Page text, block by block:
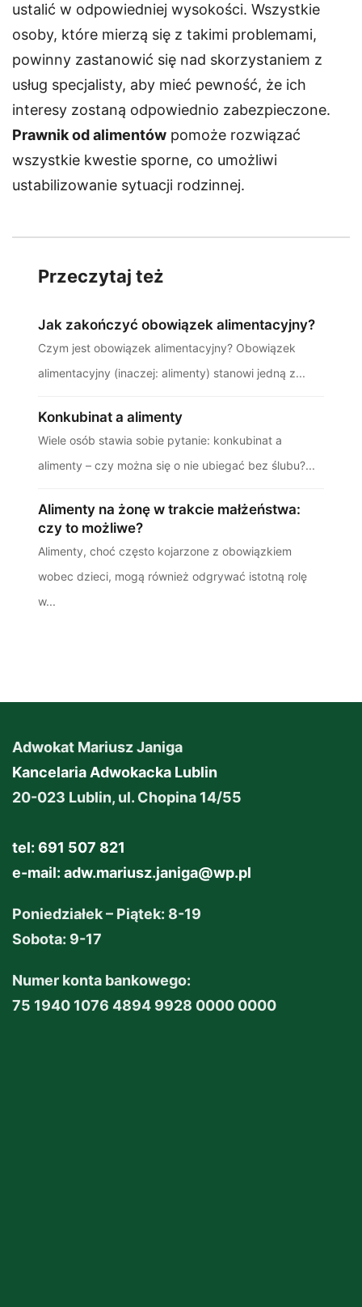
ustalić w odpowiedniej wysokości. Wszystkie
osoby, które mierzą się z takimi problemami,
powinny zastanowić się nad skorzystaniem z
usług specjalisty, aby mieć pewność, że ich
interesy zostaną odpowiednio zabezpieczone.
Prawnik od alimentów pomoże rozwiązać
wszystkie kwestie sporne, co umożliwi
ustabilizowanie sytuacji rodzinnej.
Przeczytaj też
Jak zakończyć obowiązek alimentacyjny?
Czym jest obowiązek alimentacyjny? Obowiązek
alimentacyjny (inaczej: alimenty) stanowi jedną z...
Konkubinat a alimenty
Wiele osób stawia sobie pytanie: konkubinat a
alimenty – czy można się o nie ubiegać bez ślubu?...
Alimenty na żonę w trakcie małżeństwa:
czy to możliwe?
Alimenty, choć często kojarzone z obowiązkiem
wobec dzieci, mogą również odgrywać istotną rolę
w...
Adwokat Mariusz Janiga
Kancelaria Adwokacka Lublin
20-023 Lublin, ul. Chopina 14/55
tel: 691 507 821
e-mail: adw.mariusz.janiga@wp.pl
Poniedziałek – Piątek: 8-19
Sobota: 9-17
Numer konta bankowego:
75 1940 1076 4894 9928 0000 0000